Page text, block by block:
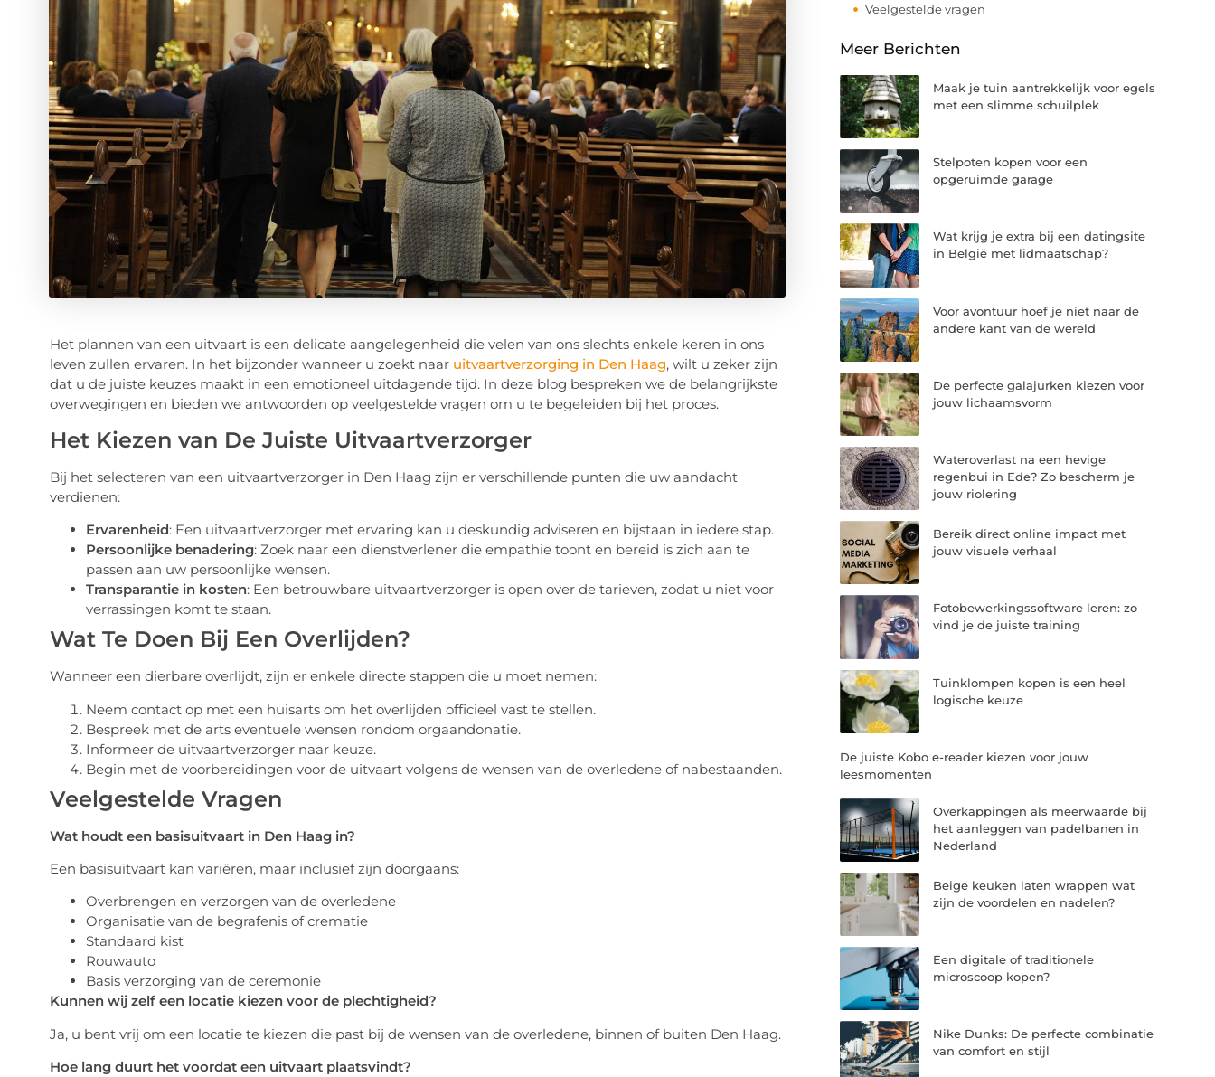
Het plannen van een uitvaart is een delicate aangelegenheid die velen van ons slechts enkele keren in ons
leven zullen ervaren. In het bijzonder wanneer u zoekt naar uitvaartverzorging in Den Haag, wilt u zeker zijn
dat u de juiste keuzes maakt in een emotioneel uitdagende tijd. In deze blog bespreken we de belangrijkste
overwegingen en bieden we antwoorden op veelgestelde vragen om u te begeleiden bij het proces.
Het Kiezen van De Juiste Uitvaartverzorger
Bij het selecteren van een uitvaartverzorger in Den Haag zijn er verschillende punten die uw aandacht
verdienen:
Ervarenheid: Een uitvaartverzorger met ervaring kan u deskundig adviseren en bijstaan in iedere stap.
Persoonlijke benadering: Zoek naar een dienstverlener die empathie toont en bereid is zich aan te
passen aan uw persoonlijke wensen.
Transparantie in kosten: Een betrouwbare uitvaartverzorger is open over de tarieven, zodat u niet voor
verrassingen komt te staan.
Wat Te Doen Bij Een Overlijden?
Wanneer een dierbare overlijdt, zijn er enkele directe stappen die u moet nemen:
Neem contact op met een huisarts om het overlijden officieel vast te stellen.
Bespreek met de arts eventuele wensen rondom orgaandonatie.
Informeer de uitvaartverzorger naar keuze.
Begin met de voorbereidingen voor de uitvaart volgens de wensen van de overledene of nabestaanden.
Veelgestelde Vragen
Wat houdt een basisuitvaart in Den Haag in?
Een basisuitvaart kan variëren, maar inclusief zijn doorgaans:
Overbrengen en verzorgen van de overledene
Organisatie van de begrafenis of crematie
Standaard kist
Rouwauto
Basis verzorging van de ceremonie
Kunnen wij zelf een locatie kiezen voor de plechtigheid?
Ja, u bent vrij om een locatie te kiezen die past bij de wensen van de overledene, binnen of buiten Den Haag.
Hoe lang duurt het voordat een uitvaart plaatsvindt?
Veelgestelde vragen
Meer Berichten
Maak je tuin aantrekkelijk voor egels
met een slimme schuilplek
Stelpoten kopen voor een
opgeruimde garage
Wat krijg je extra bij een datingsite
in België met lidmaatschap?
Voor avontuur hoef je niet naar de
andere kant van de wereld
De perfecte galajurken kiezen voor
jouw lichaamsvorm
Wateroverlast na een hevige
regenbui in Ede? Zo bescherm je
jouw riolering
Bereik direct online impact met
jouw visuele verhaal
Fotobewerkingssoftware leren: zo
vind je de juiste training
Tuinklompen kopen is een heel
logische keuze
De juiste Kobo e-reader kiezen voor jouw
leesmomenten
Overkappingen als meerwaarde bij
het aanleggen van padelbanen in
Nederland
Beige keuken laten wrappen wat
zijn de voordelen en nadelen?
Een digitale of traditionele
microscoop kopen?
Nike Dunks: De perfecte combinatie
van comfort en stijl